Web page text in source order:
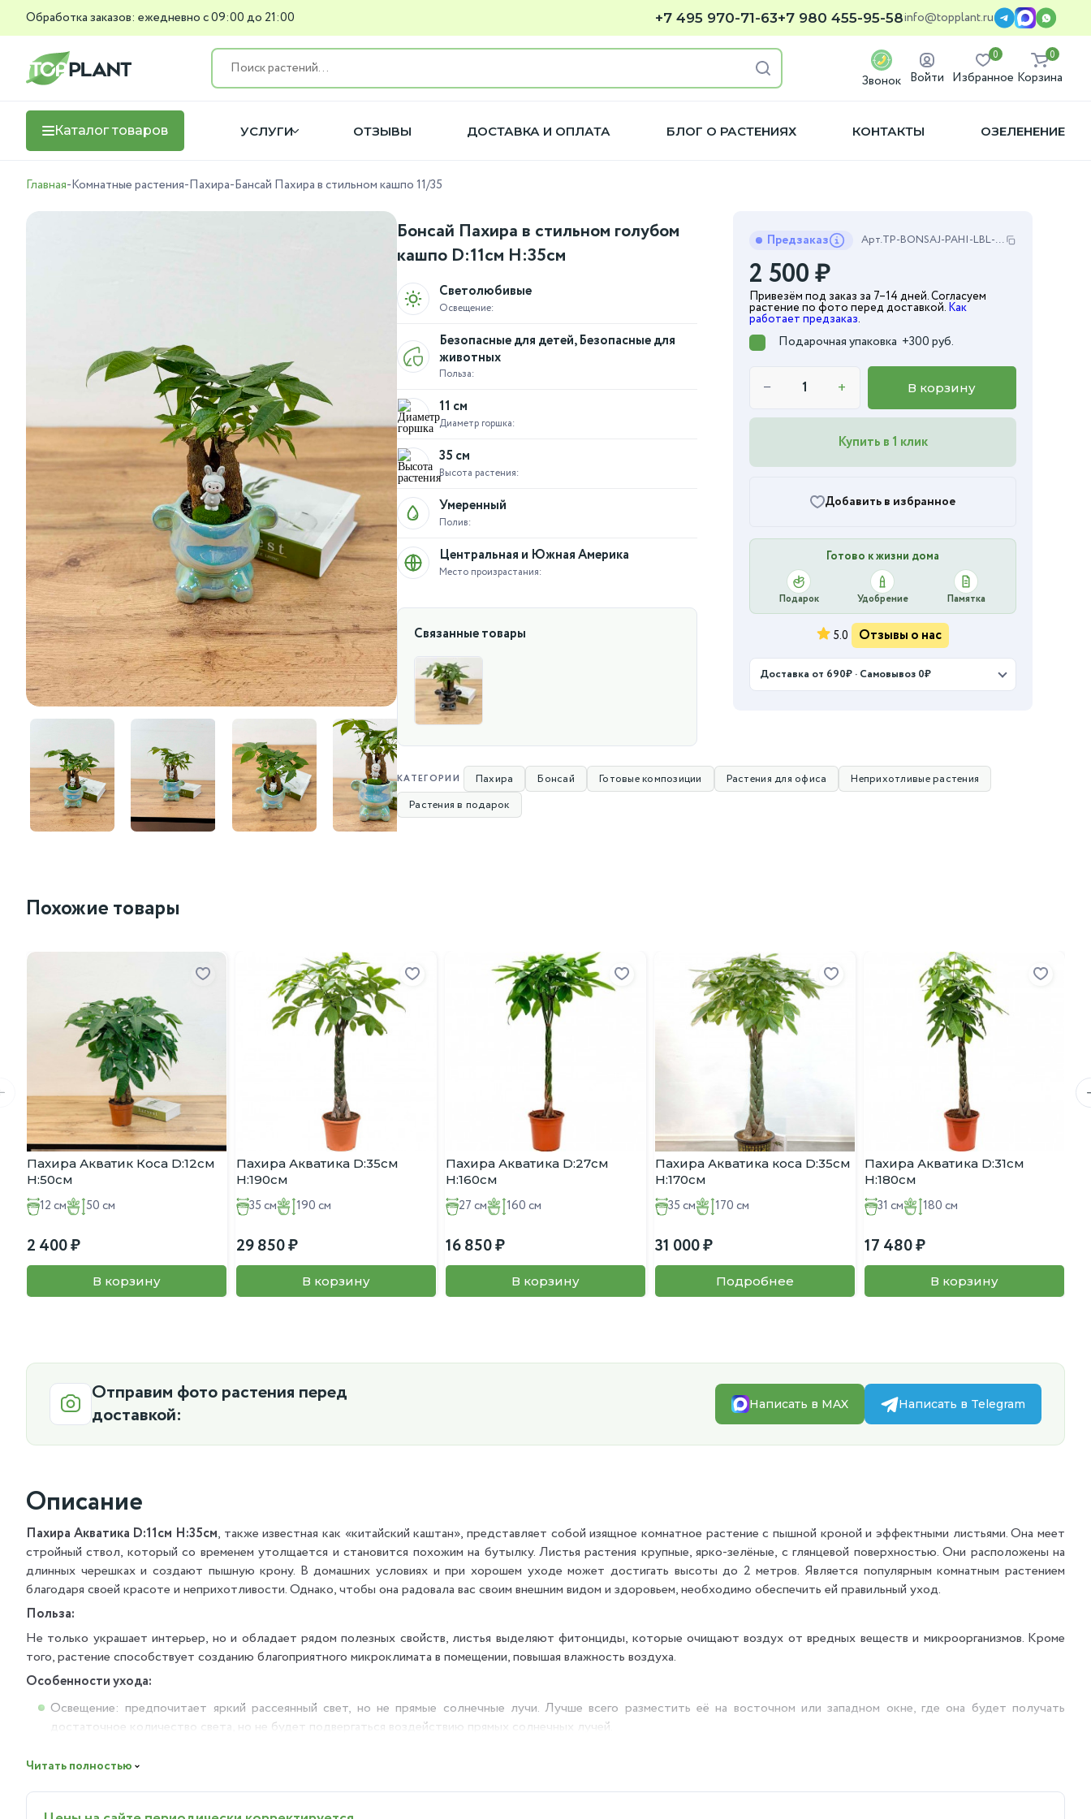
Обработка заказов: ежедневно с 09:00 до 21:00 +7 495 970-71-63+7 980 455-95-58info@topplant.ru
Звонок Войти
0
Избранное
0
Корзина
Каталог товаров УСЛУГИ ОТЗЫВЫ ДОСТАВКА И ОПЛАТА БЛОГ О РАСТЕНИЯХ КОНТАКТЫ ОЗЕЛЕНЕНИЕ
Главная-Комнатные растения-Пахира-Бансай Пахира в стильном кашпо 11/35
Бонсай Пахира в стильном голубом
кашпо D:11см H:35см
Освещение:
Светолюбивые
Польза:
Безопасные для детей, Безопасные для
животных
Диаметр горшка:
11 см
Высота растения:
35 см
Полив:
Умеренный
Место произрастания:
Центральная и Южная Америка
Связанные товары
Предзаказ Арт.TP-BONSAJ-PAHI-LBL-11-35
2 500₽
Привезём под заказ за 7–14 дней. Согласуем
растение по фото перед доставкой. Как
работает предзаказ.
Подарочная упаковка +300 руб.
− + В корзину
Купить в 1 клик
Добавить в избранное
Готово к жизни дома
Подарок Удобрение Памятка
5.0 Отзывы о нас
Доставка от 690₽ · Самовывоз 0₽
КАТЕГОРИИ Пахира Бонсай Готовые композиции Растения для офиса
Неприхотливые растения
Растения в подарок
Похожие товары
Пахира Акватик Коса D:12см
H:50см
12 см 50 см
2 400
В корзину
Пахира Акватика D:35см
H:190см
35 см 190 см
29 850
В корзину
Пахира Акватика D:27см
H:160см
27 см 160 см
16 850
В корзину
Пахира Акватика коса D:35см
H:170см
35 см 170 см
31 000
Подробнее
Пахира Акватика D:31см
H:180см
31 см 180 см
17 480
В корзину
Отправим фото растения перед
доставкой:
Написать в MAX Написать в Telegram
Описание
Пахира Акватика D:11см H:35см, также известная как «китайский каштан», представляет собой изящное комнатное растение с пышной кроной и эффектными листьями. Она меет
стройный ствол, который со временем утолщается и становится похожим на бутылку. Листья растения крупные, ярко-зелёные, с глянцевой поверхностью. Они расположены на
длинных черешках и создают пышную крону. В домашних условиях и при хорошем уходе может достигать высоты до 2 метров. Является популярным комнатным растением
благодаря своей красоте и неприхотливости. Однако, чтобы она радовала вас своим внешним видом и здоровьем, необходимо обеспечить ей правильный уход.
Польза:
Не только украшает интерьер, но и обладает рядом полезных свойств, листья выделяют фитонциды, которые очищают воздух от вредных веществ и микроорганизмов. Кроме
того, растение способствует созданию благоприятного микроклимата в помещении, повышая влажность воздуха.
Особенности ухода:
Освещение: предпочитает яркий рассеянный свет, но не прямые солнечные лучи. Лучше всего разместить её на восточном или западном окне, где она будет получать
достаточное количество света, но не будет подвергаться воздействию прямых солнечных лучей.
Читать полностью